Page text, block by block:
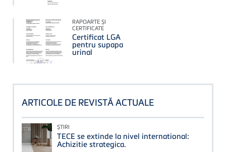
RAPOARTE ŞI
CERTIFICATE
Certificat LGA
pentru supapa
urinal
ARTICOLE DE REVISTĂ ACTUALE
ȘTIRI
TECE se extinde la nivel international:
Achizitie strategica.